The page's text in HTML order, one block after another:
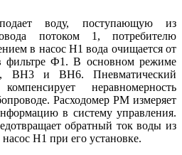
воду, поступающую из
потоком 1, потребителю
в насос Н1 вода очищается от
фильтре Ф1. В основном режиме
ВН3 и ВН6. Пневматический
неравномерность
Расходомер РМ измеряет
в систему управления.
обратный ток воды из
Н1 при его установке.